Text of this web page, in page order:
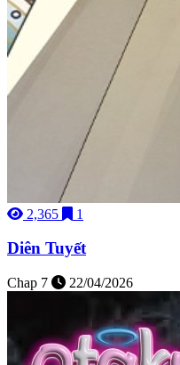
2,365 1
Diên Tuyết
Chap 7 22/04/2026